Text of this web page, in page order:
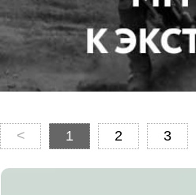
< 1 2 3